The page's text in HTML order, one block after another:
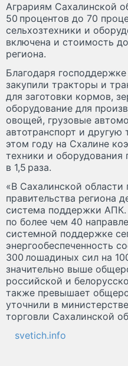
Аграриям Сахалинской
50 процентов до 70
сельхозтехники и
включена и стоимость
региона.
Благодаря
закупили тракторы и
для заготовки кормов,
оборудование для
овощей, грузовые
автотранспорт и другую
этом году на Схалине
техники и оборудования
в 1,5 раза.
«В Сахалинской
правительства региона
система поддержки
по более чем 40
системной поддержке
энергообеспеченность
300 лошадиных сил на
значительно выше
российской и
также превышает
уточнили в
торговли Сахалинской
svetich.info